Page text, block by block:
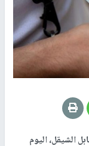
الشيقل، اليوم